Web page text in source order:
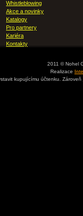
Whistleblowing
Akce a novinky
Katalogy
Pro partnery
Kariéra
Kontakty
2011 © Nohel
Realizace
kupujícímu účtenku.